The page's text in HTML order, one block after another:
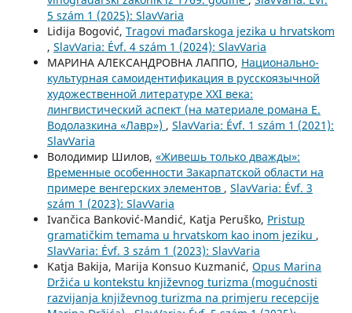
5 szám 1 (2025): SlavVaria
Lidija Bogović, Tragovi mađarskoga jezika u hrvatskom
, SlavVaria: Évf. 4 szám 1 (2024): SlavVaria
МАРИНА АЛЕКСАНДРОВНА ЛАППО, Национально-
культурная самоидентификация в русскоязычной
художественной литературе XXI века:
лингвистический аспект (на материале романа Е.
Водолазкина «Лавр») , SlavVaria: Évf. 1 szám 1 (2021):
SlavVaria
Володимир Шилов, «Живешь только дважды»:
Временные особенности Закарпатской области на
примере венгерских элементов , SlavVaria: Évf. 3
szám 1 (2023): SlavVaria
Ivančica Banković-Mandić, Katja Peruško, Pristup
gramatičkim temama u hrvatskom kao inom jeziku ,
SlavVaria: Évf. 3 szám 1 (2023): SlavVaria
Katja Bakija, Marija Konsuo Kuzmanić, Opus Marina
Držića u kontekstu književnog turizma (mogućnosti
razvijanja književnog turizma na primjeru recepcije